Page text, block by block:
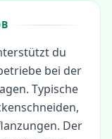
du
bei der
Typische
Der